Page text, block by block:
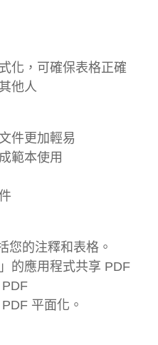
化，可確保表格正確
他人
件更加輕易
範本使用
您的注釋和表格。
的應用程式共享 PDF
平面化。